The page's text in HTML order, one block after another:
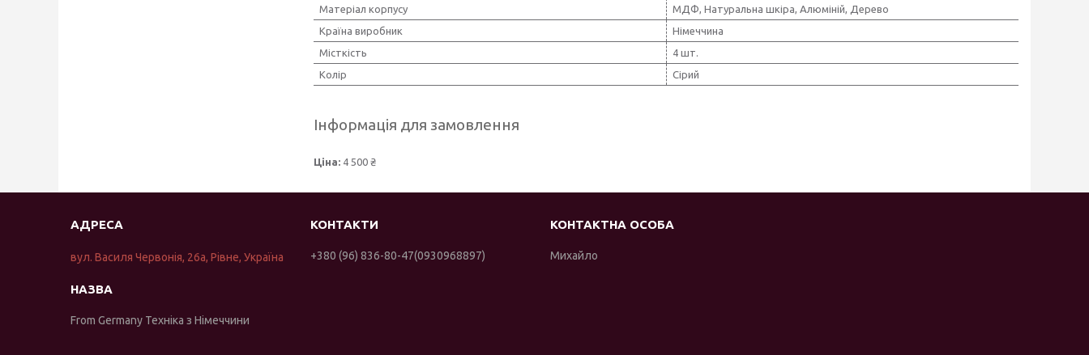
Матеріал корпусу
МДФ, Натуральна шкіра, Алюміній, Дерево
Країна виробник
Німеччина
Місткість
4 шт.
Колір
Сірий
Інформація для замовлення
Ціна: 4 500 ₴
вул. Василя Червонія, 26а, Рівне, Україна
From Germany Техніка з Німеччини
+380 (96) 836-80-47 0930968897 Михайло